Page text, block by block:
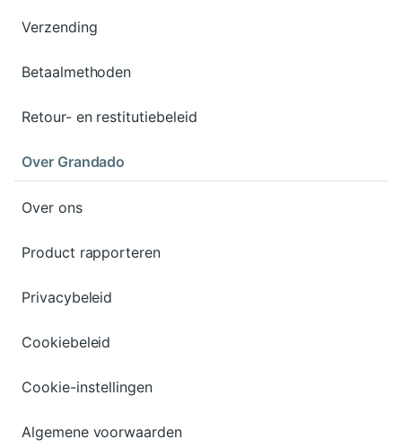
Verzending
Betaalmethoden
Retour- en restitutiebeleid
Over Grandado
Over ons
Product rapporteren
Privacybeleid
Cookiebeleid
Cookie-instellingen
Algemene voorwaarden